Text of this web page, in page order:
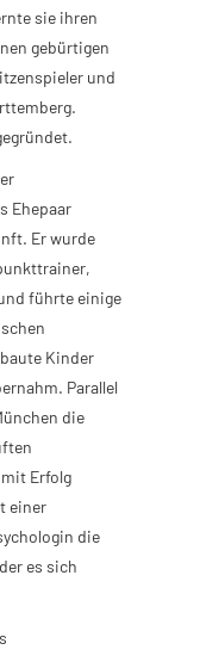
sie ihren
gebürtigen
und
Ehepaar
Er wurde
führte einige
Kinder
Parallel
die
Erfolg
einer
die
es sich